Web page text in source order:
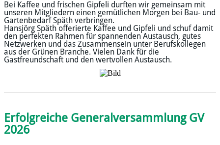
​Bei Kaffee und frischen Gipfeli durften wir gemeinsam mit
unseren Mitgliedern einen gemütlichen Morgen bei Bau- und
Gartenbedarf Späth verbringen.
Hansjörg Späth offerierte Kaffee und Gipfeli und schuf damit
den perfekten Rahmen für spannenden Austausch, gutes
Netzwerken und das Zusammensein unter Berufskollegen
aus der Grünen Branche. Vielen Dank für die
Gastfreundschaft und den wertvollen Austausch.
Erfolgreiche Generalversammlung GV
2026